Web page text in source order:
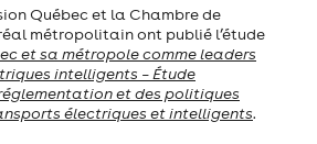
Québec et la Chambre de
métropolitain ont publié l’étude
et sa métropole comme leaders
intelligents – Étude
et des politiques
électriques et intelligents.